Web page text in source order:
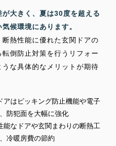
大きく、夏は30度を超える
候環境にあります。
熱性能に優れた玄関ドアの
倒防止対策を行うリフォー
な具体的なメリットが期待
アはピッキング防止機能や電子
防犯面を大幅に強化
能なドアや玄関まわりの断熱工
冷暖房費の節約